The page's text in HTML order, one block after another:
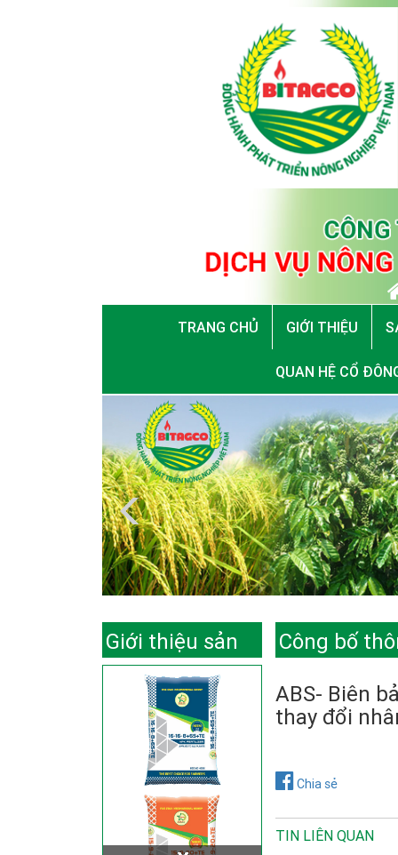
TRANG CHỦ GIỚI THIỆU
QUAN HỆ CỔ
Giới thiệu sản
phẩm
Công bố
ABS- Biên
thay đổi
Chia sẻ
TIN LIÊN QUAN